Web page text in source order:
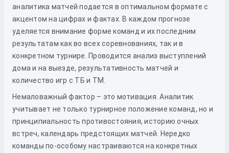
аналитика матчей подается в оптимальном формате с
акцентом на цифрах и фактах. В каждом прогнозе
уделяется внимание форме команд и их последним
результатам как во всех соревнованиях, так и в
конкретном турнире. Проводится анализ выступлений
дома и на выезде, результативность матчей и
количество игр с ТБ и ТМ.
Немаловажный фактор – это мотивация. Аналитик
учитывает не только турнирное положение команд, но и
принципиальность противостояния, историю очных
встреч, календарь предстоящих матчей. Нередко
команды по-особому настраиваются на конкретных